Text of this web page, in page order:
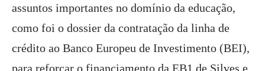
assuntos importantes no domínio da educação,
como foi o dossier da contratação da linha de
crédito ao Banco Europeu de Investimento (BEI),
para reforçar o financiamento da EB1 de Silves e